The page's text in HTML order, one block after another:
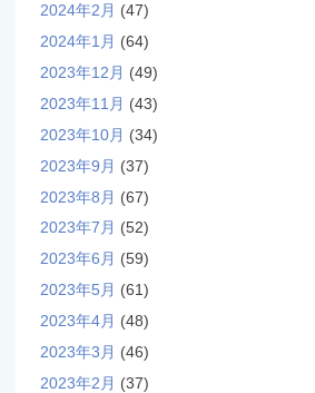
2024年2月 (47)
2024年1月 (64)
2023年12月 (49)
2023年11月 (43)
2023年10月 (34)
2023年9月 (37)
2023年8月 (67)
2023年7月 (52)
2023年6月 (59)
2023年5月 (61)
2023年4月 (48)
2023年3月 (46)
2023年2月 (37)